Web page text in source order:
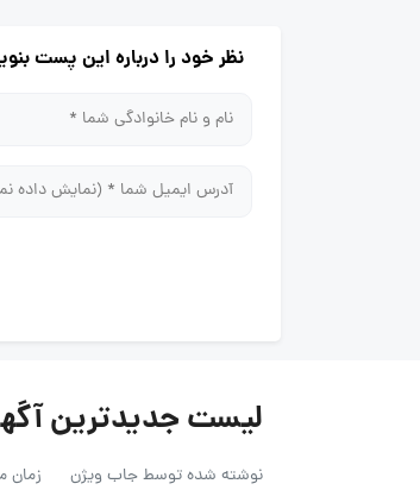
نظر خود را درباره این پست
لیست جدیدترین
نوشته شده توسطجاب ویژن زمان